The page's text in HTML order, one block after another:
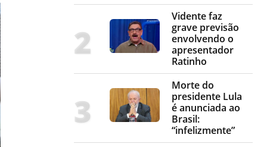
Vidente faz
grave previsão
envolvendo o
apresentador
Ratinho
Morte do
presidente Lula
é anunciada ao
Brasil:
“infelizmente”